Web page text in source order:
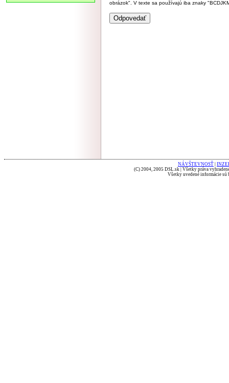
obrázok". V texte sa používajú iba znaky
NÁVŠTEVNOSŤ
(C) 2004, 2005 DSL.sk | Všetky práva
Všetky uvedené informácie sú